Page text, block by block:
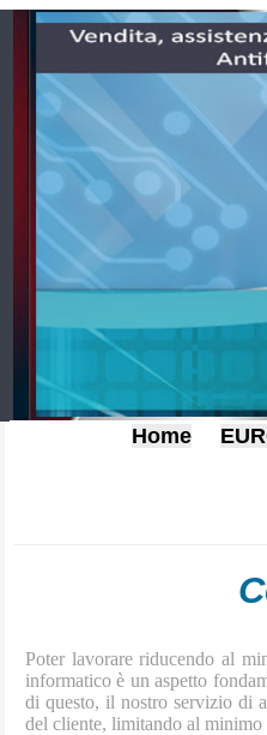
Home
Poter lavorare riducendo al
informatico è un aspetto
di questo, il nostro servizio di
del cliente, limitando al